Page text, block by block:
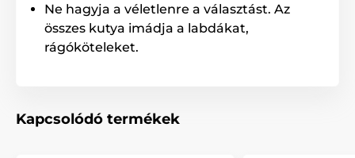
Ne hagyja a véletlenre a választást. Az
összes kutya imádja a labdákat,
rágóköteleket.
Kapcsolódó termékek